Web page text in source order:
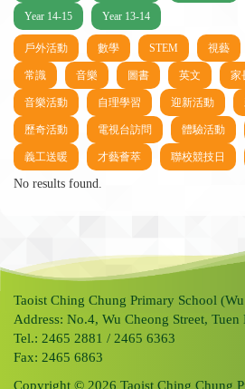
Year 14-15 Year 13-14
戶外活動 數學 STEM 視藝
常識 音樂 圖書 英文 家
音樂活動 自理學習 迎新活動
歷奇活動 電視台訪問 體驗活動
義工送暖 才藝薈萃 聯校競技日
No results found.
Taoist Ching Chung Primary School
Address: No.4, Wu Cheong Street, Tuen
Tel.: 2465 2881 / 2465 6363
Fax: 2465 6863
Copyright © 2026 Taoist Ching Chung